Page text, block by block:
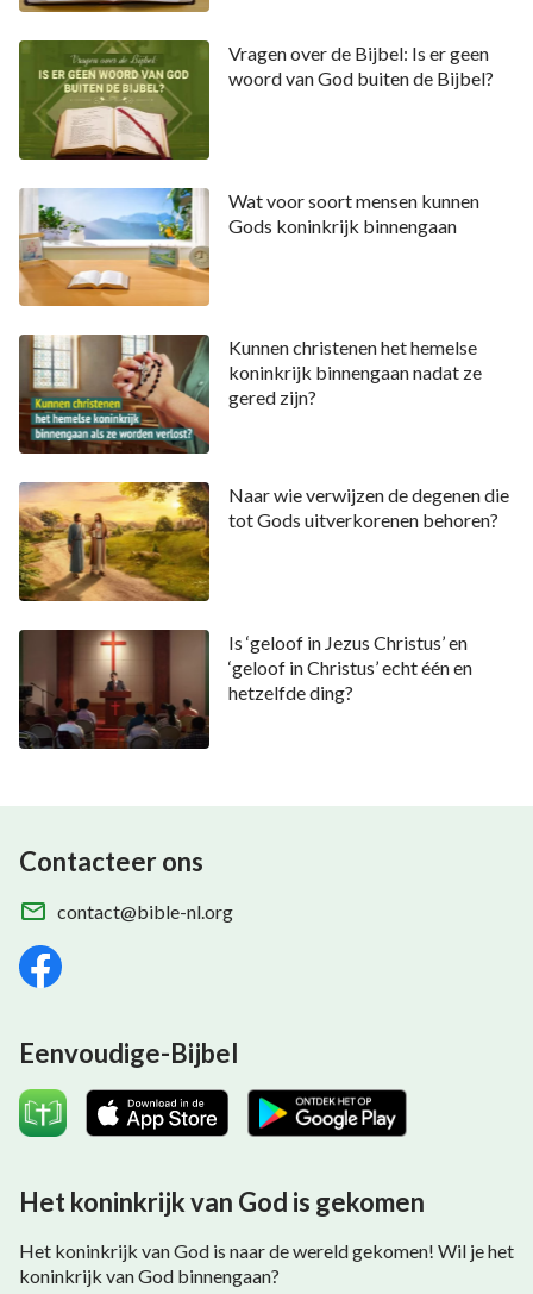
Vragen over de Bijbel: Is er geen
woord van God buiten de Bijbel?
Wat voor soort mensen kunnen
Gods koninkrijk binnengaan
Kunnen christenen het hemelse
koninkrijk binnengaan nadat ze
gered zijn?
Naar wie verwijzen de degenen die
tot Gods uitverkorenen behoren?
Is ‘geloof in Jezus Christus’ en
‘geloof in Christus’ echt één en
hetzelfde ding?
Contacteer ons
contact@bible-nl.org
Eenvoudige-Bijbel
Het koninkrijk van God is gekomen
Het koninkrijk van God is naar de wereld gekomen! Wil je het
koninkrijk van God binnengaan?